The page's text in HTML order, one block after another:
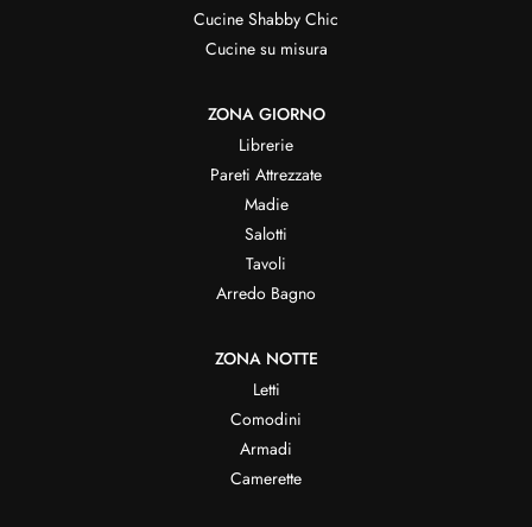
Cucine Shabby Chic
Cucine su misura
ZONA GIORNO
Librerie
Pareti Attrezzate
Madie
Salotti
Tavoli
Arredo Bagno
ZONA NOTTE
Letti
Comodini
Armadi
Camerette